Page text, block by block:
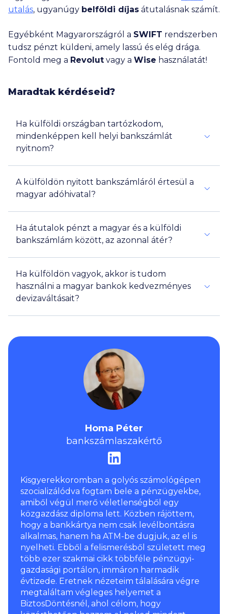
utalás, ugyanúgy belföldi díjas átutalásnak számít.
Egyébként Magyarországról a SWIFT rendszerben
tudsz pénzt küldeni, amely lassú és elég drága.
Fontold meg a Revolut vagy a Wise használatát!
Maradtak kérdéseid?
Ha külföldi országban tartózkodom,
mindenképpen kell helyi bankszámlát
nyitnom?
A külföldön nyitott bankszámláról értesül a
magyar adóhivatal?
Ha átutalok pénzt a magyar és a külföldi
bankszámlám között, az azonnal átér?
Ha külföldön vagyok, akkor is tudom
használni a magyar bankok kedvezményes
devizaváltásait?
Homa Péter
bankszámlaszakértő
Kisgyerekkoromban a golyós számológépen
szocializálódva fogtam bele a pénzügyekbe,
amiből végül merő véletlenségből egy
közgazdász diploma lett. Közben rájöttem,
hogy a bankkártya nem csak levélbontásra
alkalmas, hanem ha ATM-be dugjuk, az el is
nyelheti. Ebből a felismerésből született meg
több ezer szakmai cikk többféle pénzügyi-
gazdasági portálon, immáron harmadik
évtizede. Eretnek nézeteim tálalására végre
megtaláltam végleges helyemet a
BiztosDöntésnél, ahol célom, hogy